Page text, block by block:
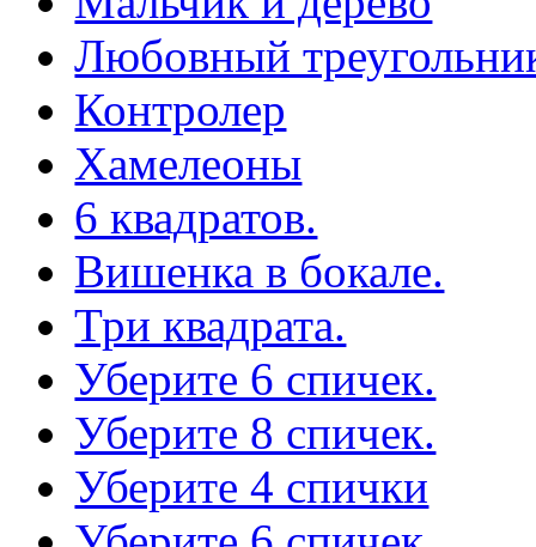
Любовный
Контролер
Хамелеоны
6 квадратов.
Вишенка в бокале.
Три квадрата.
Уберите 6 спичек.
Уберите 8 спичек.
Уберите 4 спички